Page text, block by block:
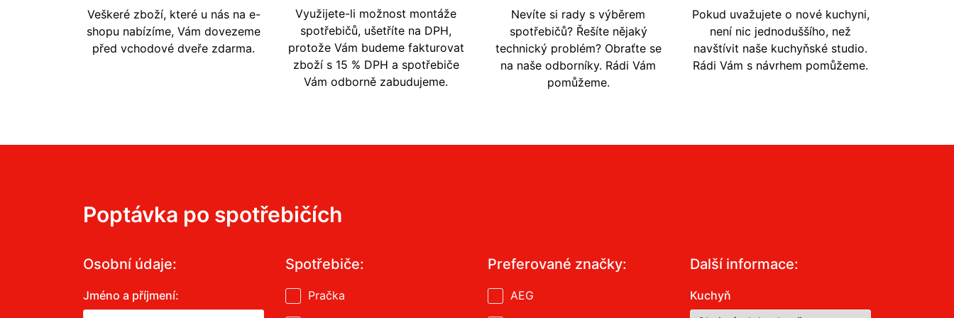
Veškeré zboží, které u nás na e-
shopu nabízíme, Vám dovezeme
před vchodové dveře zdarma.
Využijete-li možnost montáže
spotřebičů, ušetříte na DPH,
protože Vám budeme fakturovat
zboží s 15 % DPH a spotřebiče
Vám odborně zabudujeme.
Nevíte si rady s výběrem
spotřebičů? Řešíte nějaký
technický problém? Obraťte se
na naše odborníky. Rádi Vám
pomůžeme.
Pokud uvažujete o nové kuchyni,
není nic jednoduššího, než
navštívit naše kuchyňské studio.
Rádi Vám s návrhem pomůžeme.
Poptávka po spotřebičích
Osobní údaje:
Jméno a příjmení:
Spotřebiče:
Pračka
Preferované značky:
AEG
Další informace:
Kuchyň